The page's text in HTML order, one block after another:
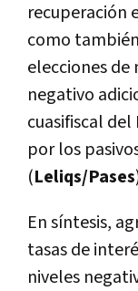
recuperación
como
elecciones
negativo
cuasifiscal del
por los
(Leliqs/Pases
En síntesis,
tasas de
niveles